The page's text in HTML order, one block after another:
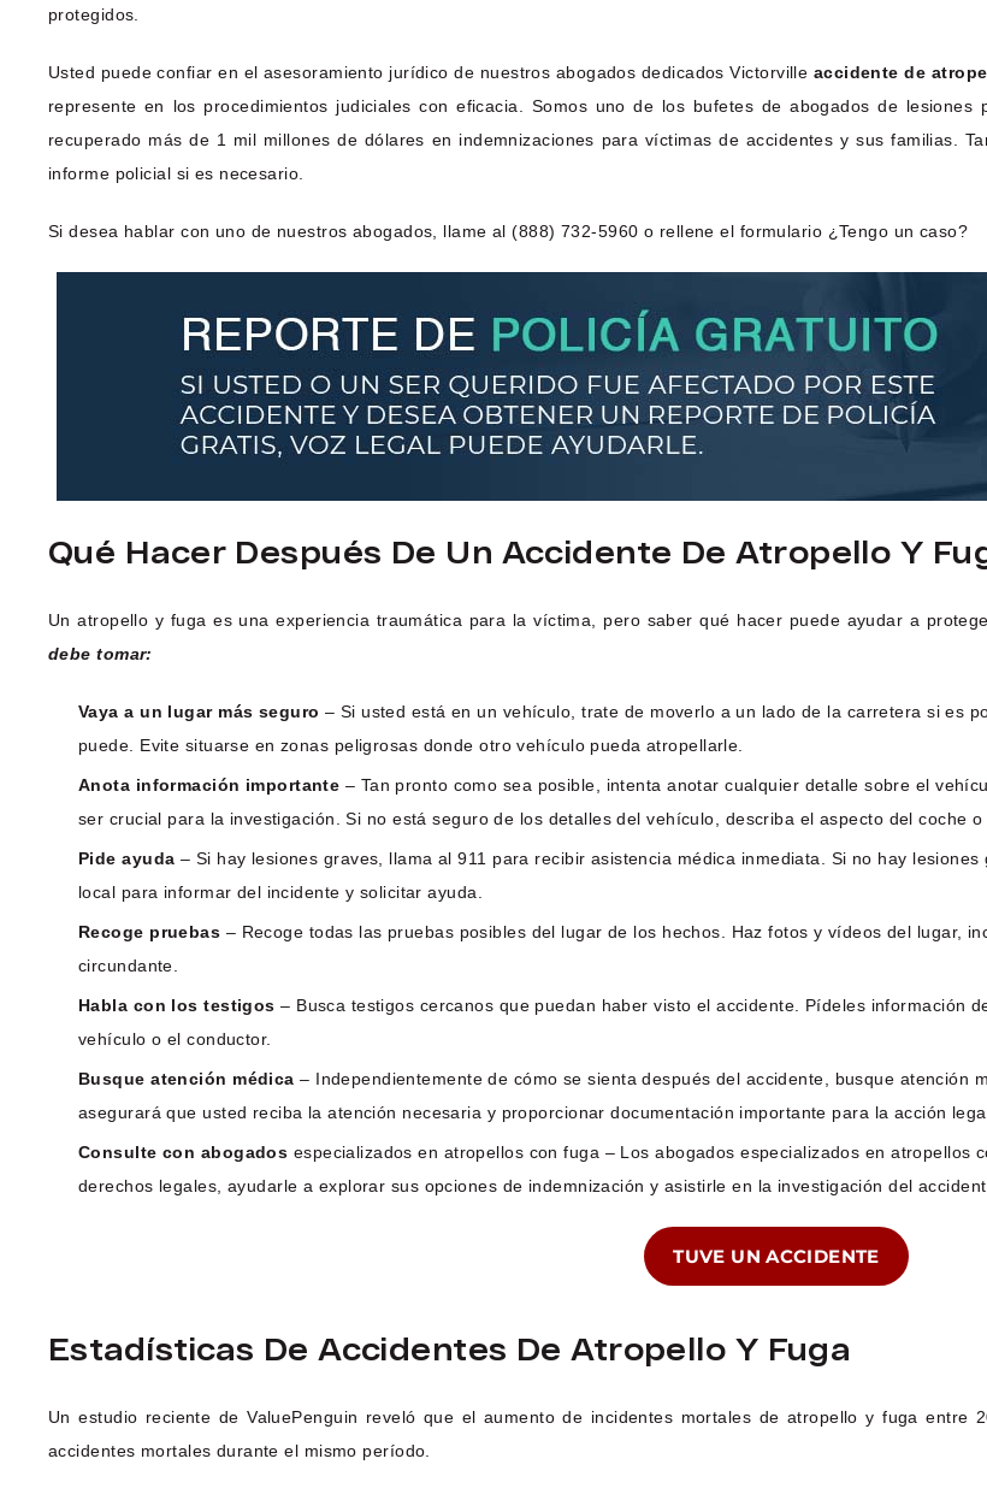
protegidos.
Usted puede confiar en el asesoramiento jurídico de nuestros abogados dedicados Victorville accidente de
represente en los procedimientos judiciales con eficacia. Somos uno de los bufetes de abogados de
recuperado más de 1 mil millones de dólares en indemnizaciones para víctimas de accidentes y sus familias.
informe policial si es necesario.
Si desea hablar con uno de nuestros abogados, llame al (888) 732-5960 o rellene el formulario ¿Tengo un caso?
Qué Hacer Después De Un Accidente De Atropello Y
Un atropello y fuga es una experiencia traumática para la víctima, pero saber qué hacer puede ayudar a
debe tomar:
Vaya a un lugar más seguro – Si usted está en un vehículo, trate de moverlo a un lado de la carretera si es
puede. Evite situarse en zonas peligrosas donde otro vehículo pueda atropellarle.
Anota información importante – Tan pronto como sea posible, intenta anotar cualquier detalle sobre el
ser crucial para la investigación. Si no está seguro de los detalles del vehículo, describa el aspecto del coche
Pide ayuda – Si hay lesiones graves, llama al 911 para recibir asistencia médica inmediata. Si no hay
local para informar del incidente y solicitar ayuda.
Recoge pruebas – Recoge todas las pruebas posibles del lugar de los hechos. Haz fotos y vídeos del lugar,
circundante.
Habla con los testigos – Busca testigos cercanos que puedan haber visto el accidente. Pídeles información
vehículo o el conductor.
Busque atención médica – Independientemente de cómo se sienta después del accidente, busque atención
asegurará que usted reciba la atención necesaria y proporcionar documentación importante para la acción
Consulte con abogados especializados en atropellos con fuga – Los abogados especializados en
derechos legales, ayudarle a explorar sus opciones de indemnización y asistirle en la investigación del
TUVE UN ACCIDENTE
Estadísticas De Accidentes De Atropello Y Fuga
Un estudio reciente de ValuePenguin reveló que el aumento de incidentes mortales de atropello y fuga entre
accidentes mortales durante el mismo período.